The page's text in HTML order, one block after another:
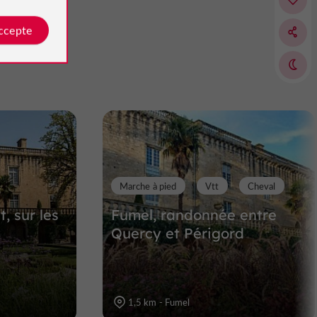
Sites Naturels à Gavaudun
10,6 km
sur les
Fumel, randonnée entre
Quercy et Périgord
Marche à pied Vtt Cheval
1,5 km - Fumel